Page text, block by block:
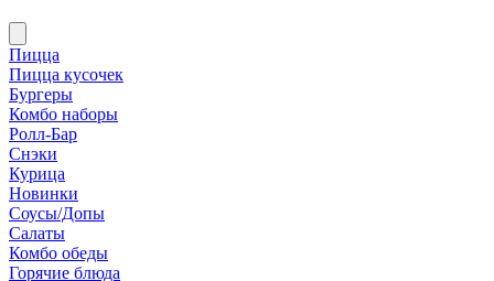
Пицца
Пицца кусочек
Бургеры
Комбо наборы
Ролл-Бар
Снэки
Курица
Новинки
Соусы/Допы
Салаты
Комбо обеды
Горячие блюда